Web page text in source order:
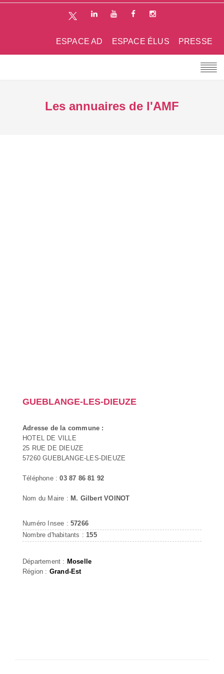
PRESSE
ESPACE ÉLUS
ESPACE AD
Les annuaires de l'AMF
GUEBLANGE-LES-DIEUZE
Adresse de la commune :
HOTEL DE VILLE
25 RUE DE DIEUZE
57260 GUEBLANGE-LES-DIEUZE
Téléphone :03 87 86 81 92
Nom du Maire : M. Gilbert VOINOT
Numéro Insee : 57266
Nombre d'habitants : 155
Département : Moselle
Région : Grand-Est